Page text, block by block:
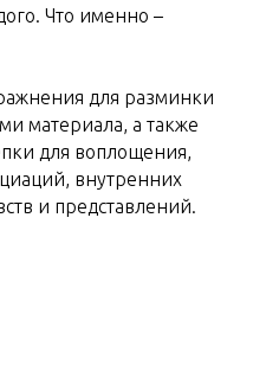
Что именно –
для разминки
материала, а также
для воплощения,
внутренних
и представлений.